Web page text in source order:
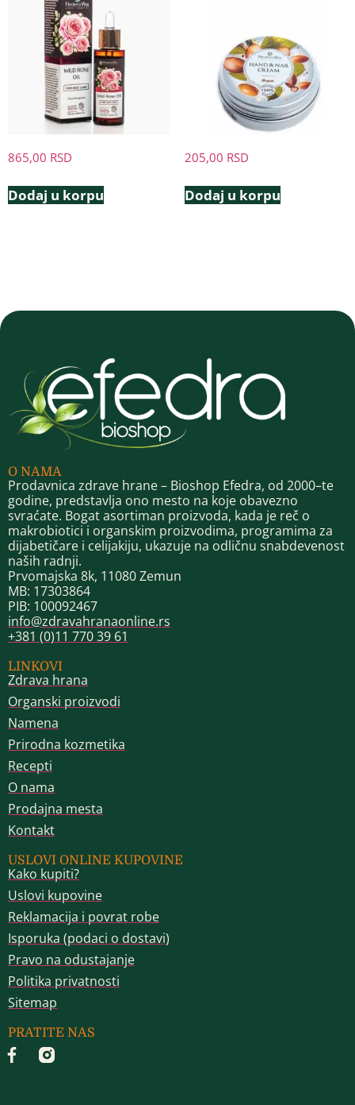
865,00 RSD
Dodaj u korpu
205,00 RSD
Dodaj u korpu
O NAMA
Prodavnica zdrave hrane – Bioshop Efedra, od 2000–te
godine, predstavlja ono mesto na koje obavezno
svraćate. Bogat asortiman proizvoda, kada je reč o
makrobiotici i organskim proizvodima, programima za
dijabetičare i celijakiju, ukazuje na odličnu snabdevenost
naših radnji.
Prvomajska 8k, 11080 Zemun
MB: 17303864
PIB: 100092467
info@zdravahranaonline.rs
+381 (0)11 770 39 61
LINKOVI
Zdrava hrana
Organski proizvodi
Namena
Prirodna kozmetika
Recepti
O nama
Prodajna mesta
Kontakt
USLOVI ONLINE KUPOVINE
Kako kupiti?
Uslovi kupovine
Reklamacija i povrat robe
Isporuka (podaci o dostavi)
Pravo na odustajanje
Politika privatnosti
Sitemap
PRATITE NAS